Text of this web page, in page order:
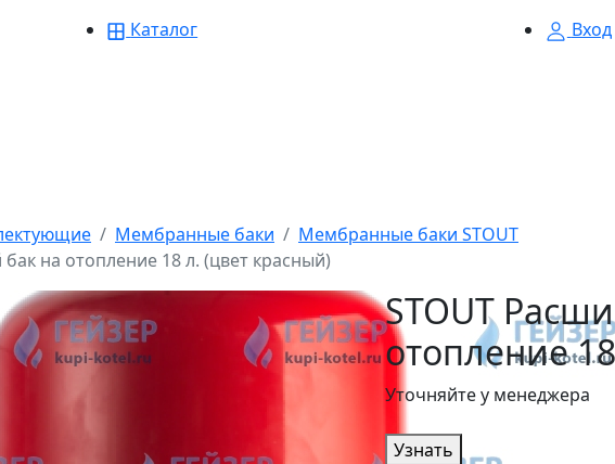
Каталог Вход
Мембранные баки
Мембранные баки STOUT
на отопление 18 л. (цвет красный)
STOUT
отопление
Уточняйте у менеджера
Узнать